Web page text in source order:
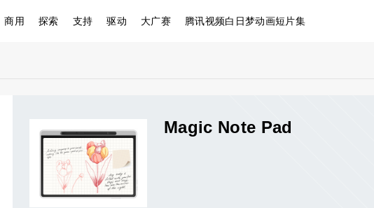
商用 探索 支持 驱动 大广赛 腾讯视频白日梦动画短片集
Magic Note Pad